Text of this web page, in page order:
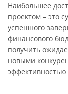
Наибольшее
проектом – это
успешного
финансового
получить
новыми
эффективностью